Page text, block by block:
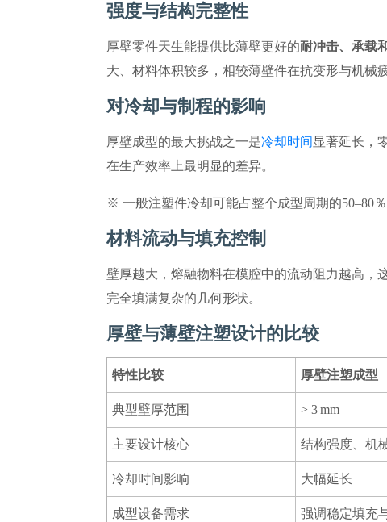
强度与结构完整性
厚壁零件天生能提供比薄壁更好的耐冲击、承载
大、材料体积较多，相较薄壁件在抗变形与机械
对冷却与制程的影响
厚壁成型的最大挑战之一是冷却时间 显著延长，
在生产效率上最明显的差异。
※ 一般注塑件冷却可能占整个成型周期的50–80
材料流动与填充控制
壁厚越大，熔融物料在模腔中的流动阻力越高，
完全填满复杂的几何形状。
厚壁与薄壁注塑设计的比较
特性比较 厚壁注塑成型
典型壁厚范围 > 3 mm
主要设计核心 结构强度、机
冷却时间影响 大幅延长
成型设备需求 强调稳定填充